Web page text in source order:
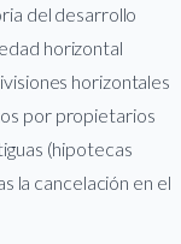
del desarrollo
horizontal
horizontales
por propietarios
(hipotecas
la cancelación en el